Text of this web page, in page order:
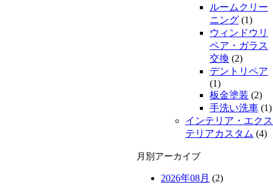
ルームクリー
ニング (1)
ウィンドウリ
ペア・ガラス
交換 (2)
デントリペア
(1)
板金塗装 (2)
手洗い洗車 (1)
インテリア・エクス
テリアカスタム (4)
月別アーカイブ
2026年08月 (2)